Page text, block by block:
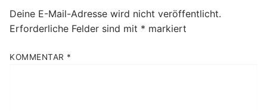
Deine E-Mail-Adresse wird nicht veröffentlicht.
Erforderliche Felder sind mit * markiert
KOMMENTAR *